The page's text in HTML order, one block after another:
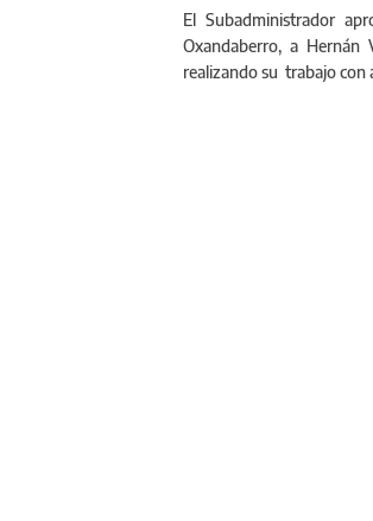
El Subadministrador
Oxandaberro, a Hernán
realizando su trabajo con